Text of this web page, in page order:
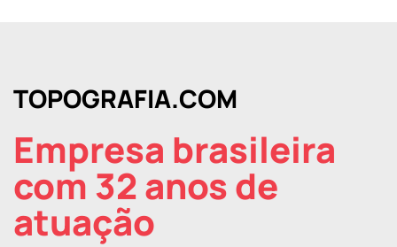
TOPOGRAFIA.COM
Empresa brasileira
com 32 anos de
atuação